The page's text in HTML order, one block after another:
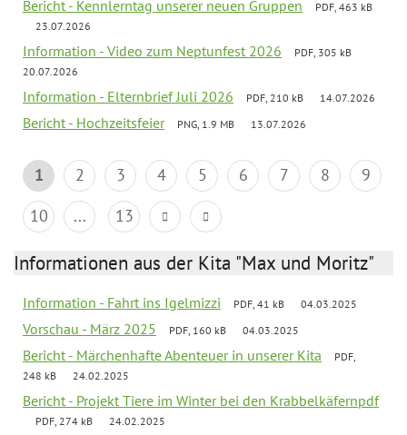
Bericht - Kennlerntag unserer neuen Gruppen
PDF, 463 kB
23.07.2026
Information - Video zum Neptunfest 2026
PDF, 305 kB
20.07.2026
Information - Elternbrief Juli 2026 PDF, 210 kB 14.07.2026
Bericht - Hochzeitsfeier PNG, 1.9 MB 13.07.2026
1 2 3 4 5 6 7 8
9
10
... 13
Informationen aus der Kita "Max und Moritz"
Information - Fahrt ins Igelmizzi PDF, 41 kB 04.03.2025
Vorschau - März 2025 PDF, 160 kB 04.03.2025
Bericht - Märchenhafte Abenteuer in unserer Kita
PDF,
248 kB
24.02.2025
Bericht - Projekt Tiere im Winter bei den Krabbelkäfernpdf
PDF, 274 kB 24.02.2025